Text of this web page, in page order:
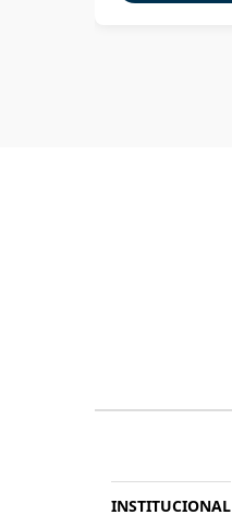
INSTITUCIONAL